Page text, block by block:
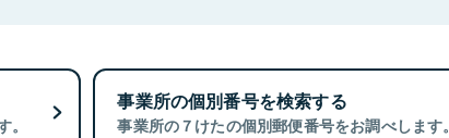
事業所の個別番号を検索する
事業所の７けたの個別郵便番号をお調べします。